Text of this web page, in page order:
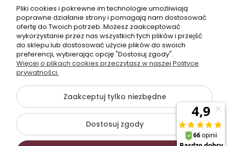
Dane kontaktowe
603377506
sklep@komfort-biuro.pl
Nasz Facebook
©2026 Wszelkie Prawa Zastrzeżone | Komfort Biuro - meble
biurowe
Szablon Flex byEcommercy
Pliki cookies i pokrewne im technologie umożliwiają
poprawne działanie strony i pomagają nam dostosować
ofertę do Twoich potrzeb. Możesz zaakceptować
wykorzystanie przez nas wszystkich tych plików i przejść
do sklepu lub dostosować użycie plików do swoich
preferencji, wybierając opcję "Dostosuj zgody".
Więcej o plikach cookies przeczytasz w naszej Polityce
prywatności.
Zaakceptuj tylko niezbędne
Dostosuj zgody